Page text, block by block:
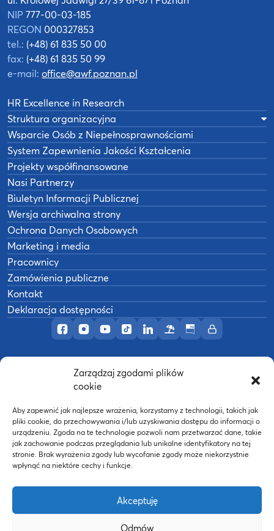
Zarządzaj zgodami plików
cookie
Aby zapewnić jak najlepsze wrażenia, korzystamy z technologii, takich jak
pliki cookie, do przechowywania i/lub uzyskiwania dostępu do informacji o
urządzeniu. Zgoda na te technologie pozwoli nam przetwarzać dane, takie
jak zachowanie podczas przeglądania lub unikalne identyfikatory na tej
stronie. Brak wyrażenia zgody lub wycofanie zgody może niekorzystnie
wpłynąć na niektóre cechy i funkcje.
Akceptuję
Odmów
Profil AWF Poznań w serwisie Facebook
Profil AWF Poznań w serwisie Instagram
Profil AWF Poznań w serwisie YouTube
Profil AWF Poznań w serwisie
Profil AWF Poznań w
OśrodekBiuletynIntranet
NIP 777-00-03-185
REGON 000327853
tel.: (+48) 61 835 50 00
fax: (+48) 61 835 50 99
e-mail: office@awf.poznan.pl
HR Excellence in Research
Struktura organizacyjna
Wsparcie Osób z Niepełnosprawnościami
System Zapewnienia Jakości Kształcenia
Projekty współfinansowane
Nasi Partnerzy
Biuletyn Informacji Publicznej
Wersja archiwalna strony
Ochrona Danych Osobowych
Marketing i media
Pracownicy
Zamówienia publiczne
Kontakt
Deklaracja dostępności
Akademia Wychowania Fizycznego w
Wykonanie: nFinity.pl